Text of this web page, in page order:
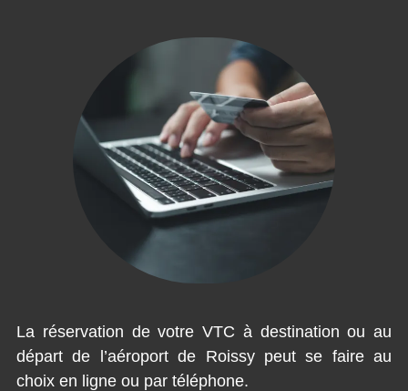
La réservation de votre VTC à destination ou au
départ de l’aéroport de Roissy peut se faire au
choix en ligne ou par téléphone.